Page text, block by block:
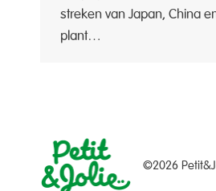
streken van Japan, China
plant…
©2026